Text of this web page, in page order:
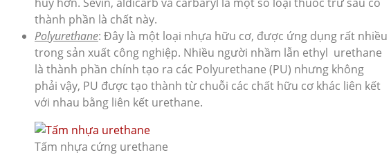
thành phần là chất này.
Polyurethane: Đây là một loại nhựa hữu cơ, được ứng dụng rất nhiều
trong sản xuất công nghiệp. Nhiều người nhầm lẫn ethyl urethane
là thành phần chính tạo ra các Polyurethane (PU) nhưng không
phải vậy, PU được tạo thành từ chuỗi các chất hữu cơ khác liên kết
với nhau bằng liên kết urethane.
Tấm nhựa cứng urethane